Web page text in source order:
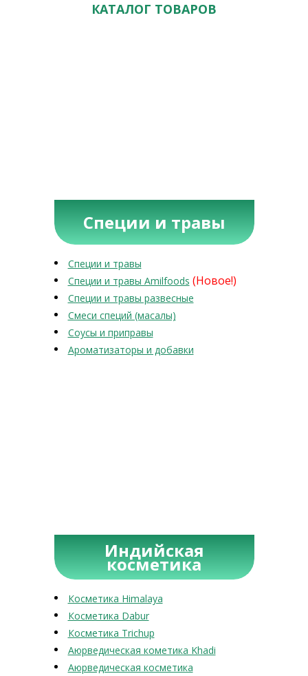
КАТАЛОГ ТОВАРОВ
Специи и травы
Специи и травы
Специи и травы Amilfoods (Новое!)
Специи и травы развесные
Смеси специй (масалы)
Соусы и приправы
Ароматизаторы и добавки
Индийская
косметика
Косметика Himalaya
Косметика Dabur
Косметика Trichup
Аюрведическая кометика Khadi
Аюрведическая косметика